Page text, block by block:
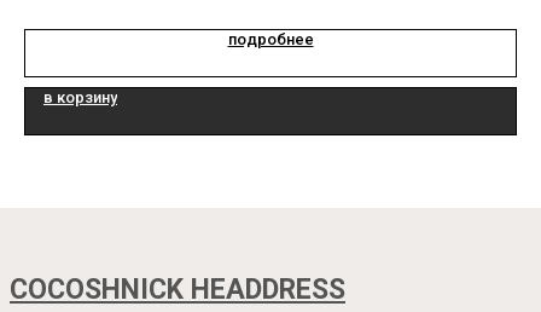
подробнее
в корзину
COCOSHNICK HEADDRESS